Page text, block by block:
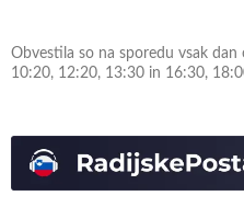
Obvestila so na sporedu vsak
10:20, 12:20, 13:30 in 16:30,